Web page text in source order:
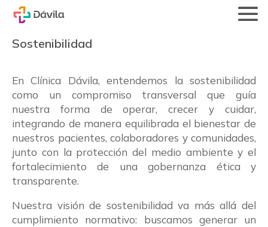
Sostenibilidad
En Clínica Dávila, entendemos la sostenibilidad
como un compromiso transversal que guía
nuestra forma de operar, crecer y cuidar,
integrando de manera equilibrada el bienestar de
nuestros pacientes, colaboradores y comunidades,
junto con la protección del medio ambiente y el
fortalecimiento de una gobernanza ética y
transparente.
Nuestra visión de sostenibilidad va más allá del
cumplimiento normativo: buscamos generar un